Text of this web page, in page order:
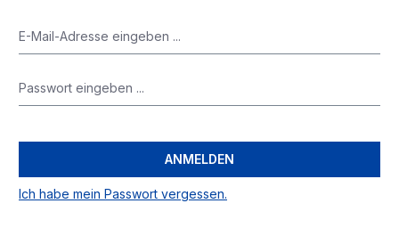
Ich habe mein Passwort vergessen.
ANMELDEN